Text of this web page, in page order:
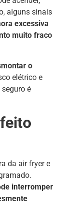
alguns sinais
excessiva
muito fraco
o
elétrico e
é
da air fryer e
interromper